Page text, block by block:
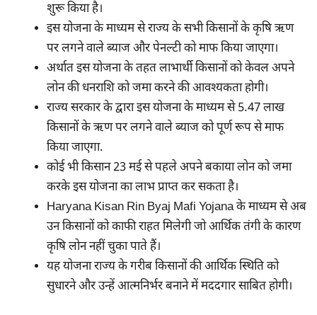
शुरू किया है।
इस योजना के माध्यम से राज्य के सभी किसानों के कृषि ऋण
पर लगने वाले ब्याज और पेनल्टी को माफ किया जाएगा।
अर्थात इस योजना के तहत लाभार्थी किसानों को केवल अपने
लोन की धनराशि को जमा करने की आवश्यकता होगी।
राज्य सरकार के द्वारा इस योजना के माध्यम से 5.47 लाख
किसानों के ऋण पर लगने वाले ब्याज को पूर्ण रूप से माफ
किया जाएगा.
कोई भी किसान 23 मई से पहले अपने बकाया लोन को जमा
करके इस योजना का लाभ प्राप्त कर सकता है।
Haryana Kisan Rin Byaj Mafi Yojana के माध्यम से अब
उन किसानों को काफी राहत मिलेगी जो आर्थिक तंगी के कारण
कृषि लोन नहीं चुका पाते हैं।
यह योजना राज्य के गरीब किसानों की आर्थिक स्थिति को
सुधारने और उन्हें आत्मनिर्भर बनाने में मददगार साबित होगी।